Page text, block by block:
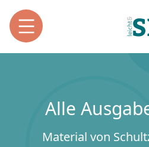
Alle
Material von